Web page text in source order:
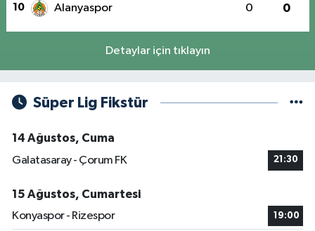
10 Alanyaspor 0 0
Detaylar için tıklayın
Süper Lig Fikstür
14 Ağustos, Cuma
Galatasaray - Çorum FK
21:30
15 Ağustos, Cumartesi
Konyaspor - Rizespor
19:00